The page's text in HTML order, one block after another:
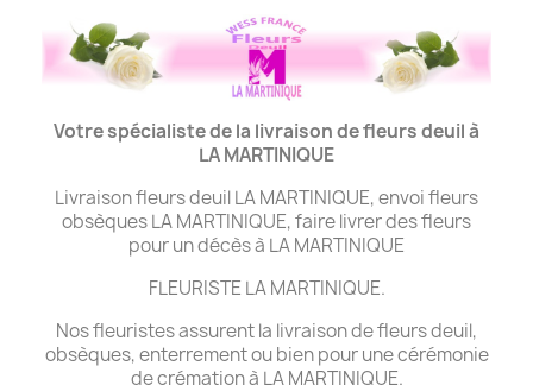
Votre spécialiste de la livraison de fleurs deuil à
LA MARTINIQUE
Livraison fleurs deuil LA MARTINIQUE, envoi fleurs
obsèques LA MARTINIQUE, faire livrer des fleurs
pour un décès à LA MARTINIQUE
FLEURISTE LA MARTINIQUE.
Nos fleuristes assurent la livraison de fleurs deuil,
obsèques, enterrement ou bien pour une cérémonie
de crémation à LA MARTINIQUE.